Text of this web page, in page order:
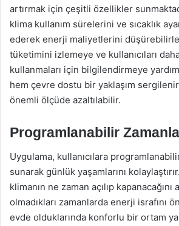
artırmak için çeşitli özellikler
klima kullanım sürelerini ve sıcaklık
ederek enerji maliyetlerini
tüketimini izlemeye ve kullanıcıları
kullanmaları için bilgilendirmeye
hem çevre dostu bir yaklaşım
önemli ölçüde azaltılabilir.
Programlanabilir
Uygulama, kullanıcılara
sunarak günlük yaşamlarını
klimanın ne zaman açılıp
olmadıkları zamanlarda enerji israfını
evde olduklarında konforlu bir ortam